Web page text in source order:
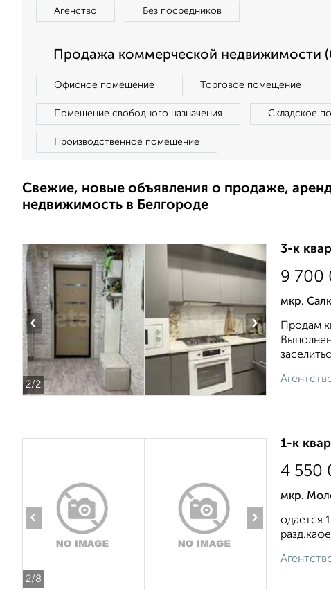
Агенство Без посредников
Продажа коммерческой недвижимости
Офисное помещение Торговое помещение
Помещение свободного назначения Складское
Производственное помещение
Свежие, новые объявления о продаже,
недвижимость в Белгороде
2/2
‹ ›
3-к
9 700
мкр.
Продам
2/8
‹ ›
1-к
4 550
мкр.
одается